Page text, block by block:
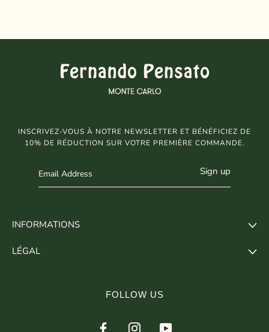
INFORMATIONS
LÉGAL
INSCRIVEZ-VOUS À NOTRE NEWSLETTER ET BÉNÉFICIEZ DE
10% DE RÉDUCTION SUR VOTRE PREMIÈRE COMMANDE.
Sign up
FOLLOW US